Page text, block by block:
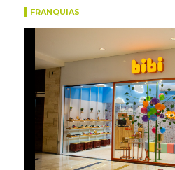
FRANQUIAS